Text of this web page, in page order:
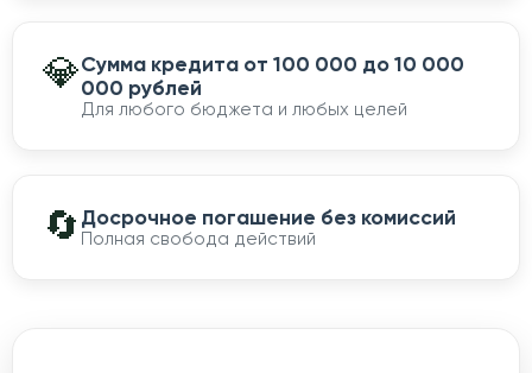
💎Сумма кредита от 100 000 до 10 000
000 рублей
Для любого бюджета и любых целей
🔄 Досрочное погашение без комиссий
Полная свобода действий